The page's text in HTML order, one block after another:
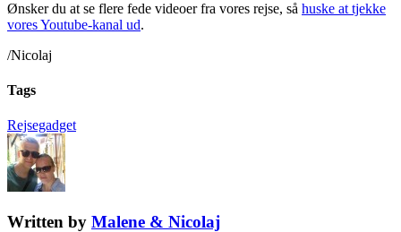
Ønsker du at se flere fede videoer fra vores rejse, så huske at tjekke
vores Youtube-kanal ud.
/Nicolaj
Tags
Rejsegadget
Written by Malene & Nicolaj